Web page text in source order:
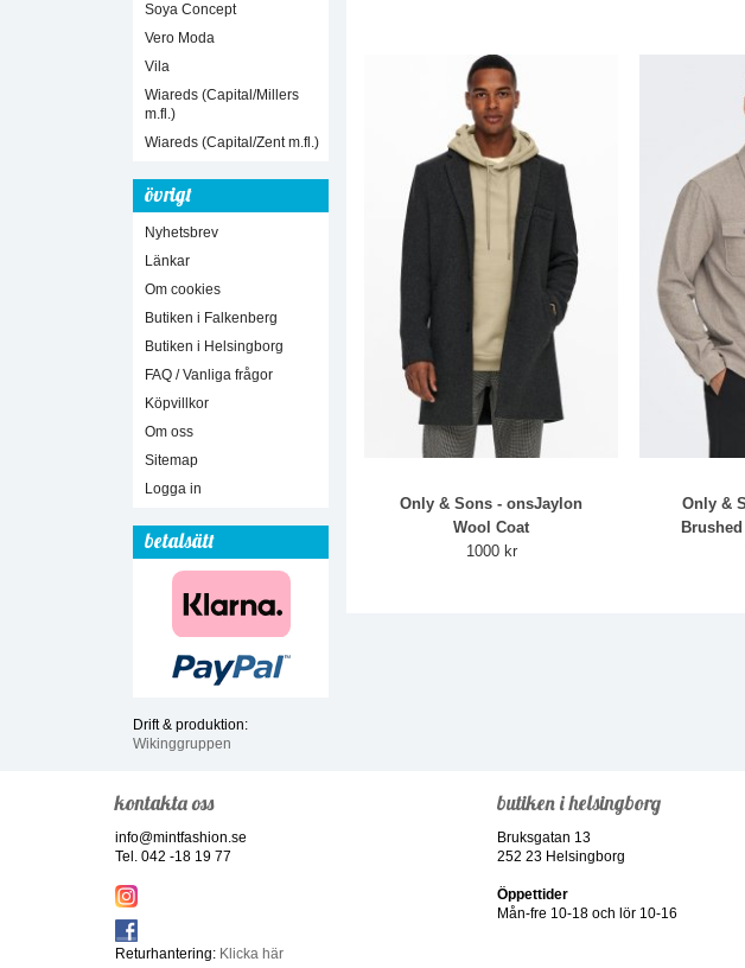
Soya Concept
Vero Moda
Vila
Wiareds (Capital/Millers
m.fl.)
Wiareds (Capital/Zent m.fl.)
övrigt
Nyhetsbrev
Länkar
Om cookies
Butiken i Falkenberg
Butiken i Helsingborg
FAQ / Vanliga frågor
Köpvillkor
Om oss
Sitemap
Logga in
betalsätt
Drift & produktion:
Wikinggruppen
Only & Sons - onsJaylon
Wool Coat
1000 kr
Only &
kontakta oss
info@mintfashion.se
Tel. 042 -18 19 77
Returhantering: Klicka här
butiken i helsingborg
Bruksgatan 13
252 23 Helsingborg
Öppettider
Mån-fre 10-18 och lör 10-16